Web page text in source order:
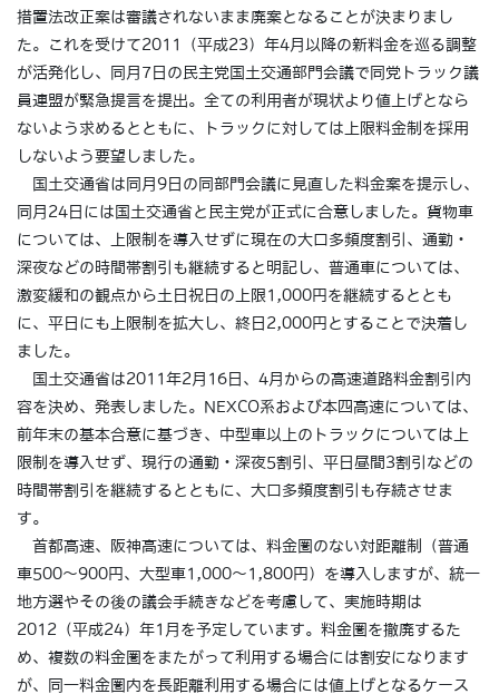
措置法改正案は審議されないまま廃案となることが決まりまし
た。これを受けて2011（平成23）年4月以降の新料金を巡る調整
が活発化し、同月7日の民主党国土交通部門会議で同党トラック議
員連盟が緊急提言を提出。全ての利用者が現状より値上げとなら
ないよう求めるとともに、トラックに対しては上限料金制を採用
しないよう要望しました。
国土交通省は同月9日の同部門会議に見直した料金案を提示し、
同月24日には国土交通省と民主党が正式に合意しました。貨物車
については、上限制を導入せずに現在の大口多頻度割引、通勤・
深夜などの時間帯割引も継続すると明記し、普通車については、
激変緩和の観点から土日祝日の上限1,000円を継続するととも
に、平日にも上限制を拡大し、終日2,000円とすることで決着し
ました。
国土交通省は2011年2月16日、4月からの高速道路料金割引内
容を決め、発表しました。NEXCO系および本四高速については、
前年末の基本合意に基づき、中型車以上のトラックについては上
限制を導入せず、現行の通勤・深夜5割引、平日昼間3割引などの
時間帯割引を継続するとともに、大口多頻度割引も存続させま
す。
首都高速、阪神高速については、料金圏のない対距離制（普通
車500～900円、大型車1,000～1,800円）を導入しますが、統一
地方選やその後の議会手続きなどを考慮して、実施時期は
2012（平成24）年1月を予定しています。料金圏を撤廃するた
め、複数の料金圏をまたがって利用する場合には割安になります
が、同一料金圏内を長距離利用する場合には値上げとなるケース